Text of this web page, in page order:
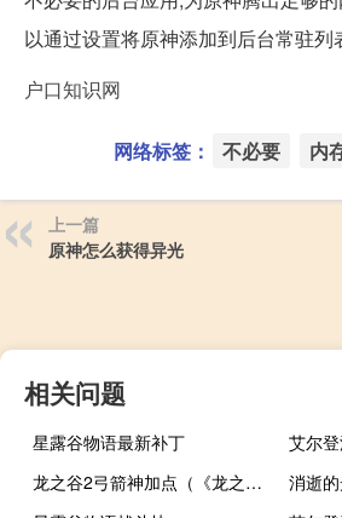
以通过设置将原神添加到后台常驻列
户口知识网
网络标签： 不必要 内
上一篇
原神怎么获得异光
相关问题
星露谷物语最新补丁
艾尔
龙之谷2弓箭神加点（《龙之谷》龙之谷箭神PK加点攻略）
消逝